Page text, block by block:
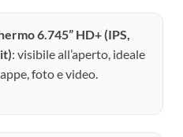
6.745” HD+ (IPS,
: visibile all’aperto, ideale
foto e video.